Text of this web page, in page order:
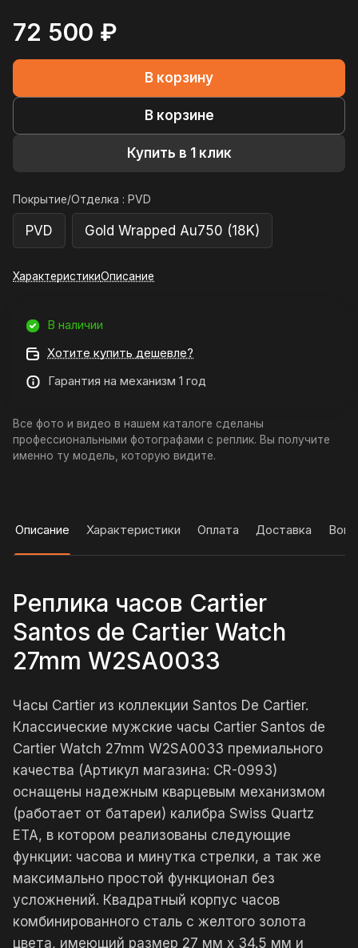
72 500 ₽
В корзину
В корзине
Купить в 1 клик
Покрытие/Отделка : PVD
PVD Gold Wrapped Au750 (18K)
ХарактеристикиОписание
В наличии
Хотите купить дешевле?
Гарантия на механизм 1 год
Все фото и видео в нашем каталоге сделаны
профессиональными фотографами с реплик. Вы получите
именно ту модель, которую видите.
Описание Характеристики Оплата Доставка
Реплика часов Cartier
Santos de Cartier Watch
27mm W2SA0033
Часы Cartier из коллекции Santos De Cartier.
Классические мужские часы Cartier Santos de
Cartier Watch 27mm W2SA0033 премиального
качества (Артикул магазина: CR-0993)
оснащены надежным кварцевым механизмом
(работает от батареи) калибра Swiss Quartz
ETA, в котором реализованы следующие
функции: часова и минутка стрелки, а так же
максимально простой функционал без
усложнений. Квадратный корпус часов
комбинированного сталь с желтого золота
цвета, имеющий размер 27 мм x 34.5 мм и